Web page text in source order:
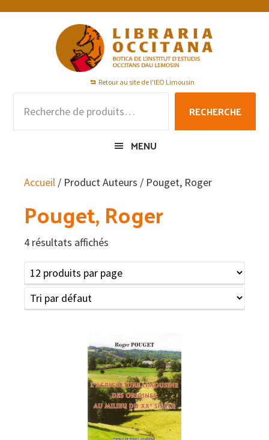
Passer
Passer
Passer
Retour au site de l'IEO Limousin
pour :
RECHERCHE
MENU
Accueil / Product Auteurs / Pouget, Roger
Pouget, Roger
4 résultats affichés